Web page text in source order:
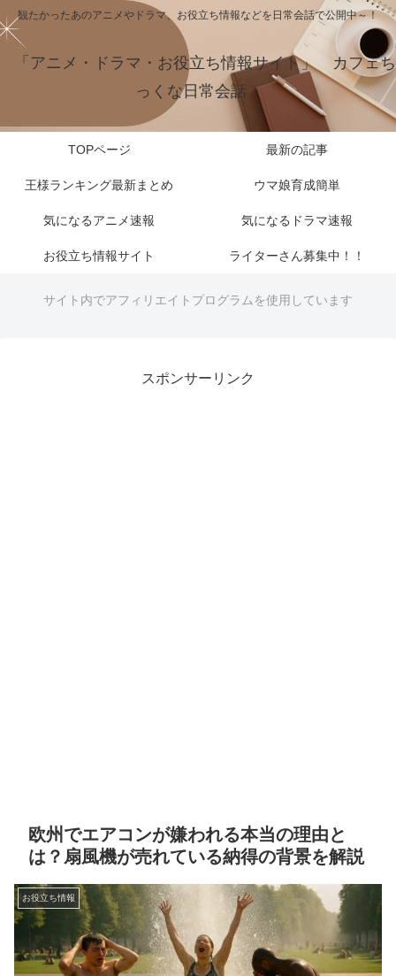
観たかったあのアニメやドラマ、お役立ち情報などを日常会話で公開中～！
「アニメ・ドラマ・お役立ち情報サイト」 カフェち
っくな日常会話
TOPページ 最新の記事
王様ランキング最新まとめ ウマ娘育成簡単
気になるアニメ速報 気になるドラマ速報
お役立ち情報サイト ライターさん募集中！！
サイト内でアフィリエイトプログラムを使用しています
スポンサーリンク
欧州でエアコンが嫌われる本当の理由と
は？扇風機が売れている納得の背景を解説
お役立ち情報